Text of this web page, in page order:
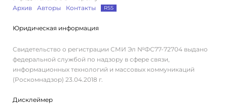
Архив
Авторы Контакты RSS
Юридическая информация
Свидетельство о регистрации СМИ Эл №ФС77-72704 выдано
федеральной службой по надзору в сфере связи,
информационных технологий и массовых коммуникаций
(Роскомнадзор) 23.04.2018 г.
Дисклеймер